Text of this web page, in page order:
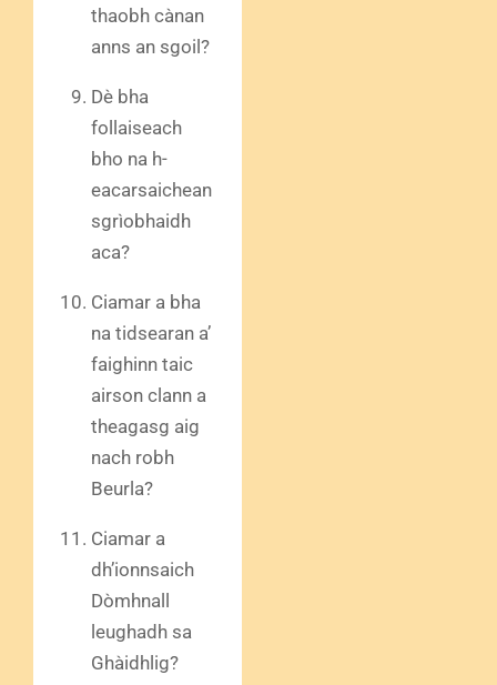
thaobh cànan
anns an sgoil?
Dè bha
follaiseach
bho na h-
eacarsaichean
sgrìobhaidh
aca?
Ciamar a bha
na tidsearan a’
faighinn taic
airson clann a
theagasg aig
nach robh
Beurla?
Ciamar a
dh’ionnsaich
Dòmhnall
leughadh sa
Ghàidhlig?